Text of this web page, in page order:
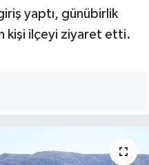
yaptı, günübirlik
kişi ilçeyi ziyaret etti.